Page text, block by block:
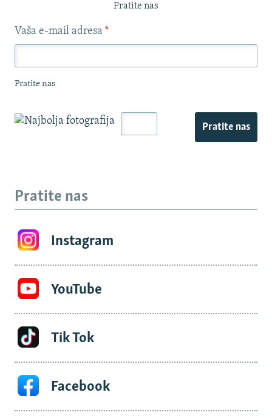
Pratite nas
Vaša e-mail adresa *
Pratite nas
Pratite nas
Pratite nas
Instagram
YouTube
Tik Tok
Facebook